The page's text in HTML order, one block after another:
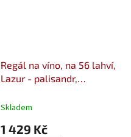
Regál na víno, na 56 lahví,
Lazur - palisandr,
Skladem
1 429 Kč